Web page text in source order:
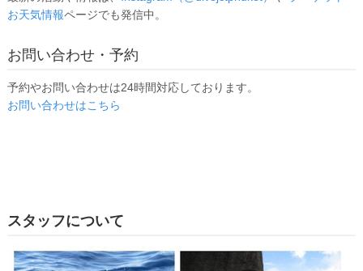
お天気情報ページでも発信中。
お問い合わせ・予約
予約やお問い合わせは24時間対応しております。
お問い合わせはこちら
スタッフについて